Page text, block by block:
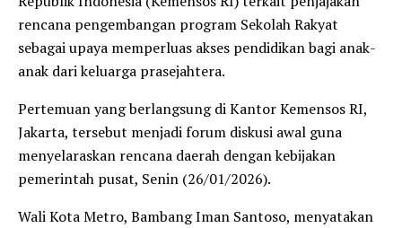
rencana pengembangan program Sekolah Rakyat
sebagai upaya memperluas akses pendidikan bagi anak-
anak dari keluarga prasejahtera.
Pertemuan yang berlangsung di Kantor Kemensos RI,
Jakarta, tersebut menjadi forum diskusi awal guna
menyelaraskan rencana daerah dengan kebijakan
pemerintah pusat, Senin (26/01/2026).
Wali Kota Metro, Bambang Iman Santoso, menyatakan